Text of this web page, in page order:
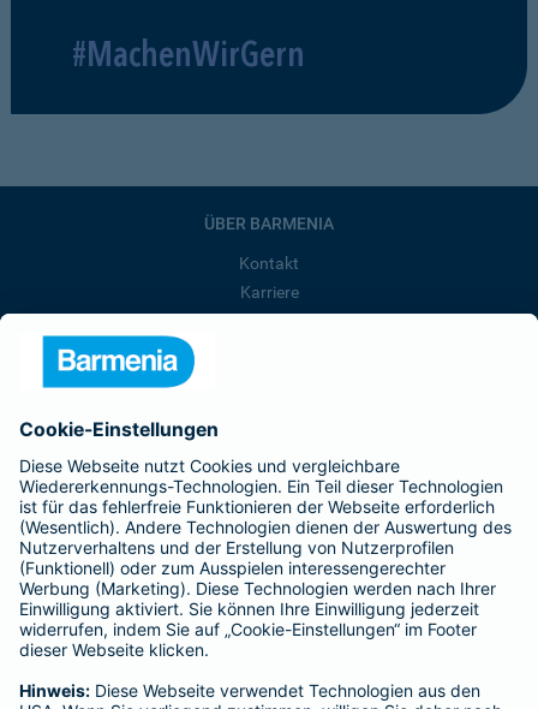
#MachenWirGern
ÜBER BARMENIA
Kontakt
Karriere
Barmenia ist Teil der BarmeniaGothaer
BELIEBTE SEITEN
Kranken-Zusatzversicherung
Tierversicherungen
Haftpflichtversicherung
Hausratversicherung